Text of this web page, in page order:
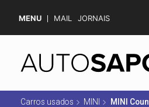
MENU MAIL JORNAIS
Carros usados MINI MINI